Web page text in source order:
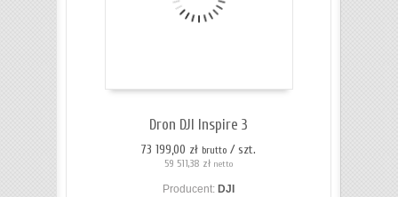
Dron DJI Inspire 3
73 199,00 zł brutto / szt.
59 511,38 zł netto
Producent: DJI